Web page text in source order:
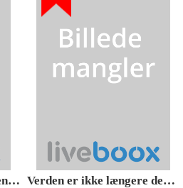
Faktakrigere og vidensbenægtere Verden er ikke længere den samme